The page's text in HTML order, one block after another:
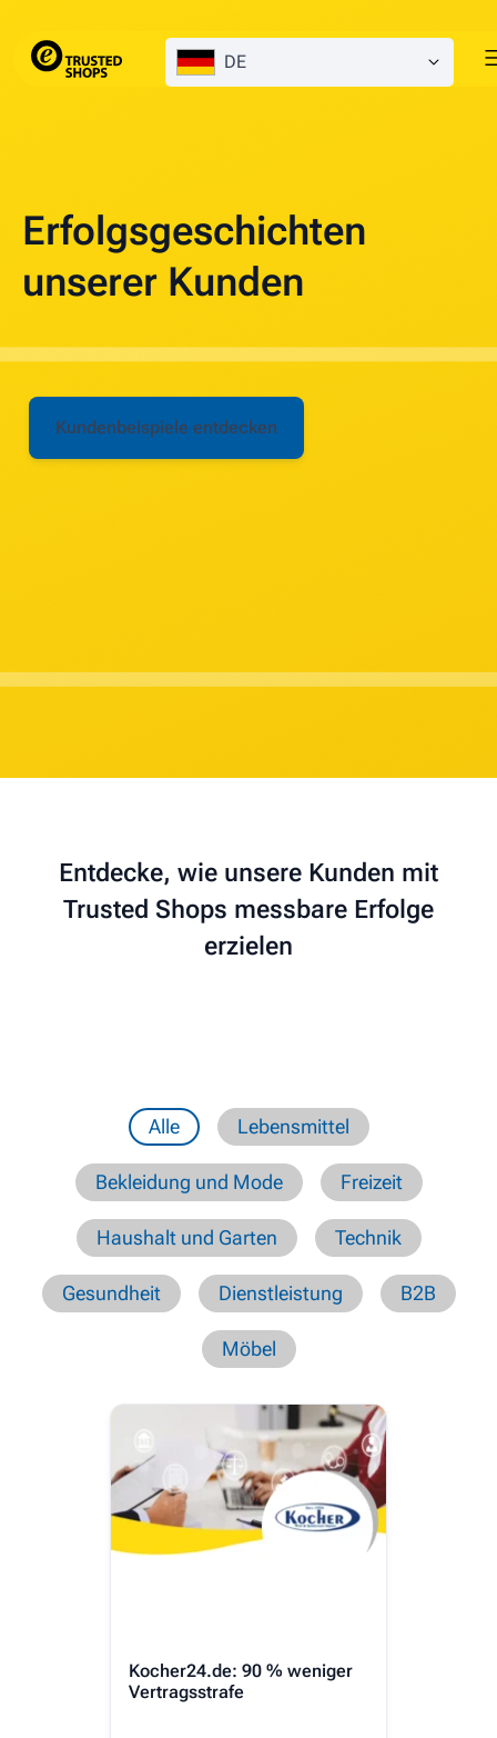
DE
Erfolgsgeschichten
unserer Kunden
Kundenbeispiele entdecken
Entdecke, wie unsere Kunden mit
Trusted Shops messbare Erfolge
erzielen
Alle Lebensmittel
Bekleidung und Mode Freizeit
Haushalt und Garten Technik
Gesundheit Dienstleistung B2B
Möbel
Kocher24.de: 90 % weniger
Vertragsstrafe